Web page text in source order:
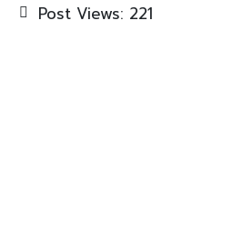
Post Views: 221